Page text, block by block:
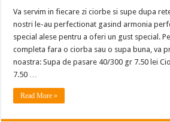
Va servim in fiecare zi ciorbe si supe dupa
nostri le-au perfectionat gasind armonia
special alese pentru a oferi un gust special.
completa fara o ciorba sau o supa buna, va
noastra: Supa de pasare 40/300 gr 7.50 lei
7.50 …
Read More »